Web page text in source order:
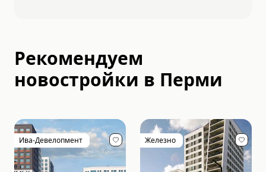
Рекомендуем
новостройки в Перми
Ива-Девелопмент Железно